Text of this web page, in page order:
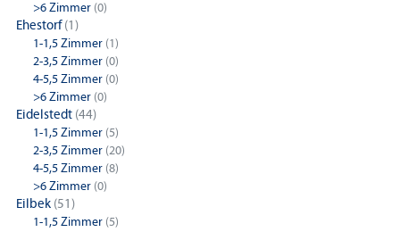
>6 Zimmer (0)
Ehestorf(1)
1-1,5 Zimmer (1)
2-3,5 Zimmer (0)
4-5,5 Zimmer (0)
>6 Zimmer (0)
Eidelstedt (44)
1-1,5 Zimmer (5)
2-3,5 Zimmer (20)
4-5,5 Zimmer (8)
>6 Zimmer (0)
Eilbek (51)
1-1,5 Zimmer (5)